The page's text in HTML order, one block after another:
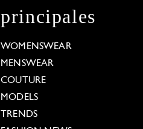
principales
WOMENSWEAR
MENSWEAR
COUTURE
MODELS
TRENDS